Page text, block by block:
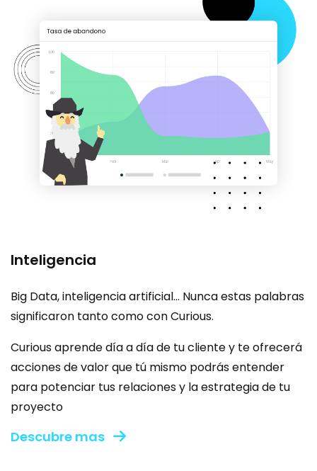
Inteligencia
Big Data, inteligencia artificial… Nunca estas palabras
significaron tanto como con Curious.
Curious aprende día a día de tu cliente y te ofrecerá
acciones de valor que tú mismo podrás entender
para potenciar tus relaciones y la estrategia de tu
proyecto
Descubre mas